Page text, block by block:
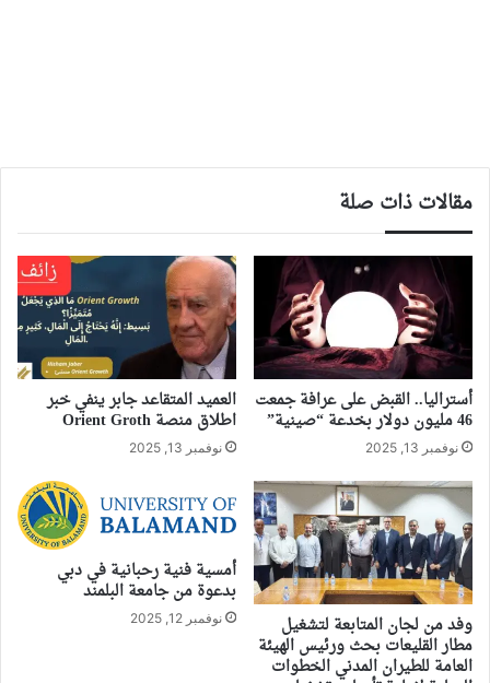
مقالات ذات صلة
أستراليا.. القبض على عرافة جمعت
46 مليون دولار بخدعة “صينية”
نوفمبر 13, 2025
العميد المتقاعد جابر ينفي خبر
اطلاق منصة Orient Groth
نوفمبر 13, 2025
وفد من لجان المتابعة لتشغيل
مطار القليعات بحث ورئيس الهيئة
العامة للطيران المدني الخطوات
أمسية فنية رحبانية في دبي
بدعوة من جامعة البلمند
نوفمبر 12, 2025